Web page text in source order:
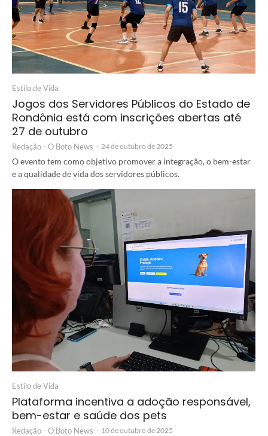
Estilo de Vida
Jogos dos Servidores Públicos do Estado de
Rondônia está com inscrições abertas até
27 de outubro
Redação - O Boto News - 24 de outubro de 2025
O evento tem como objetivo promover a integração, o bem-estar
e a qualidade de vida dos servidores públicos.
Estilo de Vida
Plataforma incentiva a adoção responsável,
bem-estar e saúde dos pets
Redação - O Boto News - 10 de outubro de 2025